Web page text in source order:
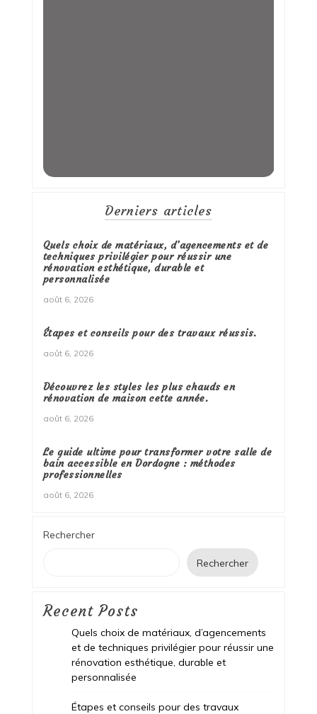
Derniers articles
Quels choix de matériaux, d’agencements et de
techniques privilégier pour réussir une
rénovation esthétique, durable et
personnalisée
août 6, 2026
Étapes et conseils pour des travaux réussis.
août 6, 2026
Découvrez les styles les plus chauds en
rénovation de maison cette année.
août 6, 2026
Le guide ultime pour transformer votre salle de
bain accessible en Dordogne : méthodes
professionnelles
août 6, 2026
Rechercher
Rechercher
Recent Posts
Quels choix de matériaux, d’agencements
et de techniques privilégier pour réussir une
rénovation esthétique, durable et
personnalisée
Étapes et conseils pour des travaux